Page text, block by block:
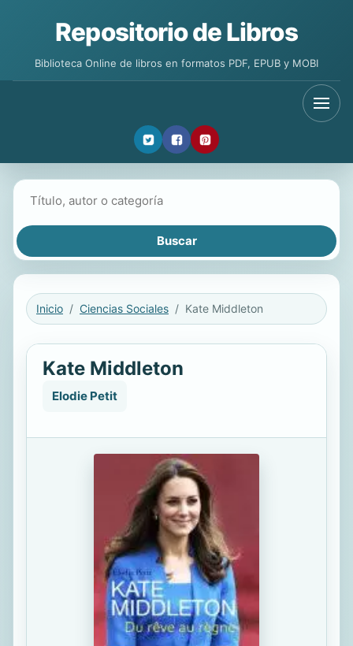
Repositorio de Libros
Biblioteca Online de libros en formatos PDF, EPUB y MOBI
Inicio Ciencias Sociales Kate Middleton
Kate Middleton
Elodie Petit